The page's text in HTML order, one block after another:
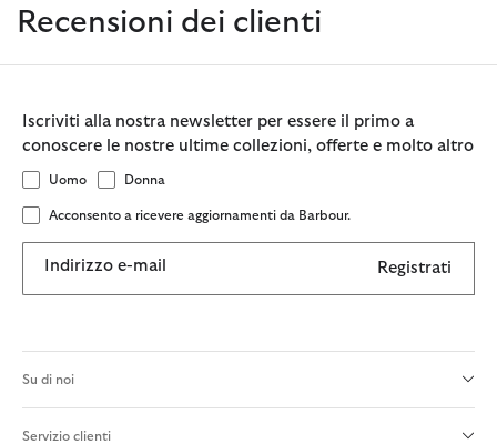
Recensioni dei clienti
Iscriviti alla nostra newsletter per essere il primo a
conoscere le nostre ultime collezioni, offerte e molto altro
Uomo Donna
Acconsento a ricevere aggiornamenti da Barbour.
Indirizzo e-mail Registrati
Su di noi
Servizio clienti